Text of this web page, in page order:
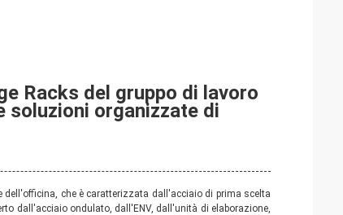
Racks del gruppo di lavoro
soluzioni organizzate di
che è caratterizzata dall'acciaio di prima scelta
dall'acciaio ondulato, dall'ENV, dall'unità di elaborazione,